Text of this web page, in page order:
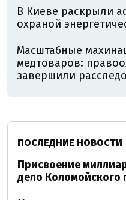
В Киеве раскрыли
охраной
Масштабные
медтоваров:
завершили
ПОСЛЕДНИЕ НОВОСТИ
Присвоение
дело Коломойского